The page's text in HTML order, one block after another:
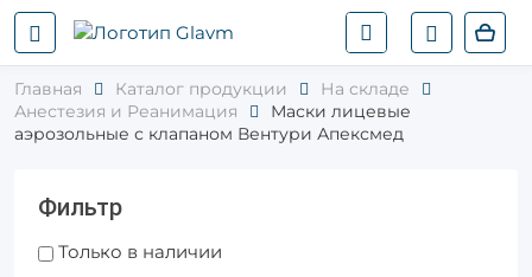
Главная Каталог продукции
На складе
Анестезия и Реанимация
Маски лицевые
аэрозольные с клапаном Вентури Апексмед
Фильтр
Только в наличии